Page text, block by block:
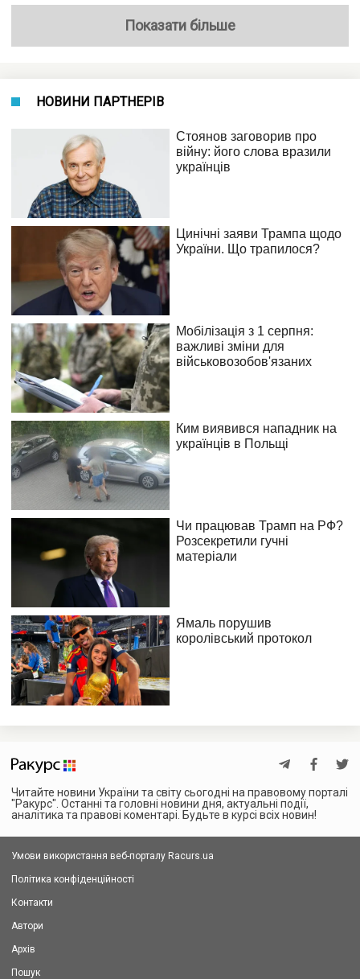
Показати більше
НОВИНИ ПАРТНЕРІВ
Читайте новини України та світу сьогодні на правовому порталі
"Ракурс". Останні та головні новини дня, актуальні події,
аналітика та правові коментарі. Будьте в курсі всіх новин!
Умови використання веб-порталу Racurs.ua
Політика конфіденційності
Контакти
Автори
Архів
Пошук